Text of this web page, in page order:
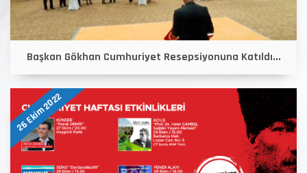
Başkan Gökhan Cumhuriyet Resepsiyonuna Katıldı...
26 Ekim 2022